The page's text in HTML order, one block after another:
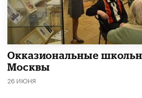
​Окказиональные
Москвы
26 ИЮНЯ